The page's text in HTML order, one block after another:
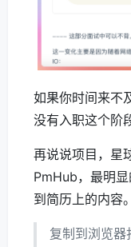
如果你时间来不
没有入职这个阶
再说说项目，星
PmHub，最明
到简历上的内容。
复制到浏览器